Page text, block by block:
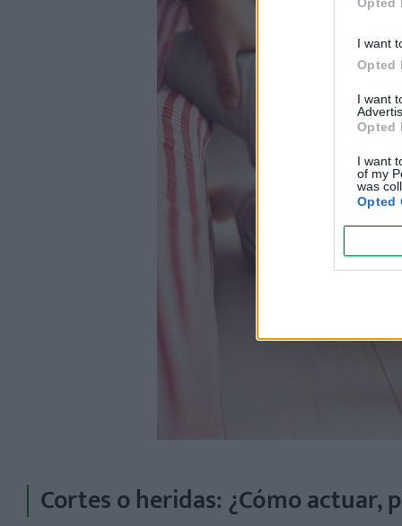
I want
Opted
I want
Opted
I want
of my
was
Opted
¿Qué no hacer en caso de intoxicación?
¿Dónde puedo aprender primeros auxilios para
¿Se puede poner hielo directamente en un chichón o
¿Qué alimentos representan un mayor riesgo de
¿Cuándo enseñar a un niño qué hacer ante una
Cortes o heridas: ¿Cómo actuar,